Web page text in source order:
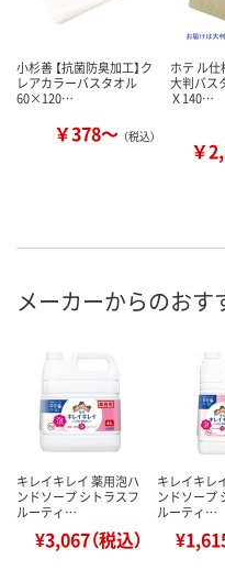
小杉善 【抗菌防臭加工】ク
レアカラーバスタオル
60×120…
￥378～ （税込）
ホテ ル
大判バス
Ｘ140…
￥
メーカーからのおす
キレイキレイ 薬用泡ハ
ンドソープ シトラスフ
ルーティ…
¥3,067（税込）
キレイキレ
ンドソープ
ルーティ…